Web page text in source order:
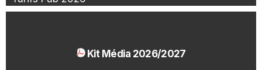
Kit Média 2026/2027